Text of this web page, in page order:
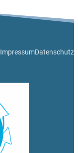
ImpressumDatenschutz